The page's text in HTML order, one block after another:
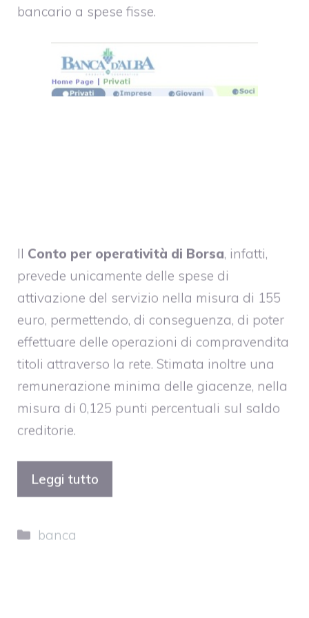
bancario a spese fisse.
Il Conto per operatività di Borsa , infatti,
prevede unicamente delle spese di
attivazione del servizio nella misura di 155
euro, permettendo, di conseguenza, di poter
effettuare delle operazioni di compravendita
titoli attraverso la rete. Stimata inoltre una
remunerazione minima delle giacenze, nella
misura di 0,125 punti percentuali sul saldo
creditorie.
Leggi tutto
Categorie
banca